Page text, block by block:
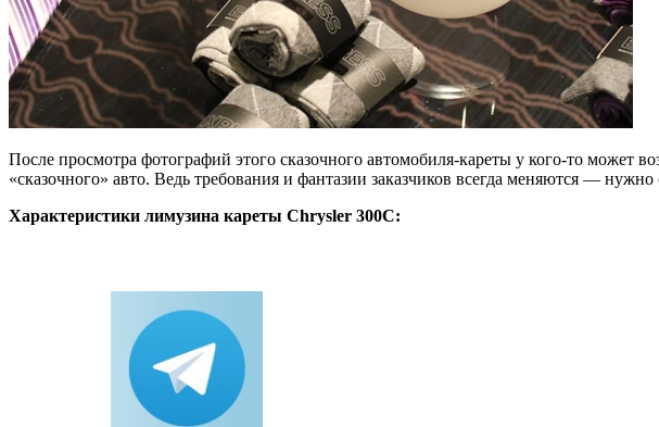
После просмотра фотографий этого сказочного автомобиля-кареты у кого-то может
«сказочного» авто. Ведь требования и фантазии заказчиков всегда меняются —
Характеристики лимузина кареты Chrysler 300C: